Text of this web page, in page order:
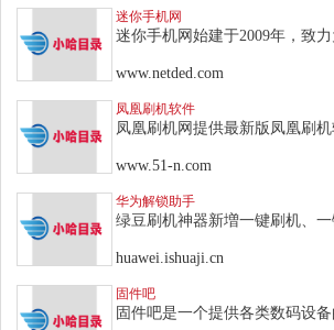
迷你手机网
迷你手机网始建于2009年，致力
www.netded.com
凤凰刷机软件
凤凰刷机网提供最新版凤凰刷
www.51-n.com
华为解锁助手
绿豆刷机神器新増一键刷机、
huawei.ishuaji.cn
固件吧
固件吧是一个提供各类数码设备